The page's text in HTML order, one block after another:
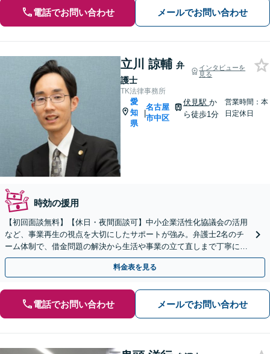
電話でお問い合わせ メールでお問い合わせ
立川 諒輔 弁
護士
インタビューを
見る
TK法律事務所
愛
知
県
|
名古屋
市中区
伏見駅 か
ら徒歩1分
営業時間：本
日定休日
時効の援用
【初回面談無料】【休日・夜間面談可】中小企業活性化協議会の活用
など、事業再生の視点を大切にしたサポートが強み。弁護士2名のチ
ーム体制で、借金問題の解決から生活や事業の立て直しまで丁寧に寄
り添います。【法人・個人】
料金表を見る
電話でお問い合わせ メールでお問い合わせ